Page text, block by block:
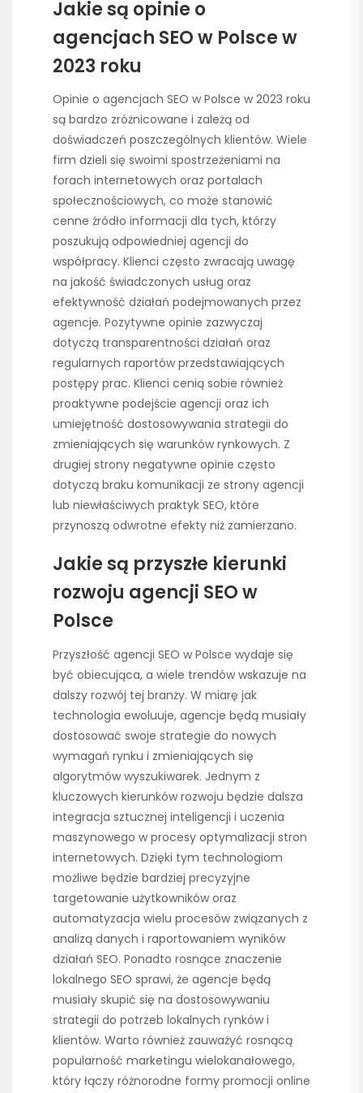
Jakie są opinie o
agencjach SEO w Polsce w
2023 roku
Opinie o agencjach SEO w Polsce w 2023 roku
są bardzo zróżnicowane i zależą od
doświadczeń poszczególnych klientów. Wiele
firm dzieli się swoimi spostrzeżeniami na
forach internetowych oraz portalach
społecznościowych, co może stanowić
cenne źródło informacji dla tych, którzy
poszukują odpowiedniej agencji do
współpracy. Klienci często zwracają uwagę
na jakość świadczonych usług oraz
efektywność działań podejmowanych przez
agencje. Pozytywne opinie zazwyczaj
dotyczą transparentności działań oraz
regularnych raportów przedstawiających
postępy prac. Klienci cenią sobie również
proaktywne podejście agencji oraz ich
umiejętność dostosowywania strategii do
zmieniających się warunków rynkowych. Z
drugiej strony negatywne opinie często
dotyczą braku komunikacji ze strony agencji
lub niewłaściwych praktyk SEO, które
przynoszą odwrotne efekty niż zamierzano.
Jakie są przyszłe kierunki
rozwoju agencji SEO w
Polsce
Przyszłość agencji SEO w Polsce wydaje się
być obiecująca, a wiele trendów wskazuje na
dalszy rozwój tej branży. W miarę jak
technologia ewoluuje, agencje będą musiały
dostosować swoje strategie do nowych
wymagań rynku i zmieniających się
algorytmów wyszukiwarek. Jednym z
kluczowych kierunków rozwoju będzie dalsza
integracja sztucznej inteligencji i uczenia
maszynowego w procesy optymalizacji stron
internetowych. Dzięki tym technologiom
możliwe będzie bardziej precyzyjne
targetowanie użytkowników oraz
automatyzacja wielu procesów związanych z
analizą danych i raportowaniem wyników
działań SEO. Ponadto rosnące znaczenie
lokalnego SEO sprawi, że agencje będą
musiały skupić się na dostosowywaniu
strategii do potrzeb lokalnych rynków i
klientów. Warto również zauważyć rosnącą
popularność marketingu wielokanałowego,
który łączy różnorodne formy promocji online